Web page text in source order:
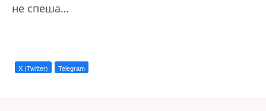
не спеша…
X (Twitter) Telegram